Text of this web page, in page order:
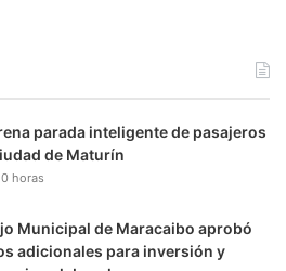
parada inteligente de pasajeros
de Maturín
horas
Municipal de Maracaibo aprobó
adicionales para inversión y